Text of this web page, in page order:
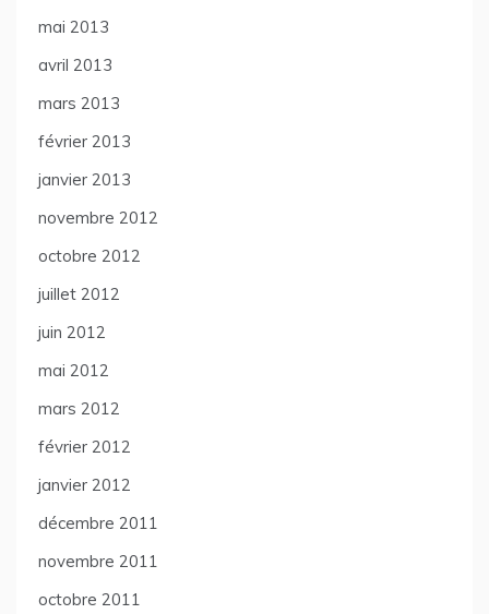
mai 2013
avril 2013
mars 2013
février 2013
janvier 2013
novembre 2012
octobre 2012
juillet 2012
juin 2012
mai 2012
mars 2012
février 2012
janvier 2012
décembre 2011
novembre 2011
octobre 2011